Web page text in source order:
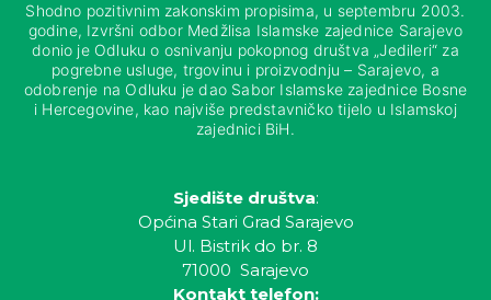
Shodno pozitivnim zakonskim propisima, u septembru 2003.
godine, Izvršni odbor Medžlisa Islamske zajednice Sarajevo
donio je Odluku o osnivanju pokopnog društva „Jedileri“ za
pogrebne usluge, trgovinu i proizvodnju – Sarajevo, a
odobrenje na Odluku je dao Sabor Islamske zajednice Bosne
i Hercegovine, kao najviše predstavničko tijelo u Islamskoj
zajednici BiH.
Sjedište društva:
Općina Stari Grad Sarajevo
Ul. Bistrik do br. 8
71000 Sarajevo
Kontakt telefon: